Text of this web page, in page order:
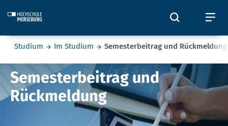
Öffnet
Sie befinden sich hier:
Studium Im Studium Semesterbeitrag und Rückmeldung
Semesterbeitrag und
Semesterbeitrag und
Rückmeldung